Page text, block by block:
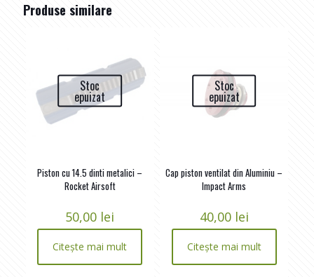
Produse similare
Stoc
epuizat
Piston cu 14.5 dinti metalici –
Rocket Airsoft
50,00 lei
Citește mai mult
Stoc
epuizat
Cap piston ventilat din Aluminiu –
Impact Arms
40,00 lei
Citește mai mult